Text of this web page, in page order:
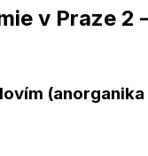
v Praze